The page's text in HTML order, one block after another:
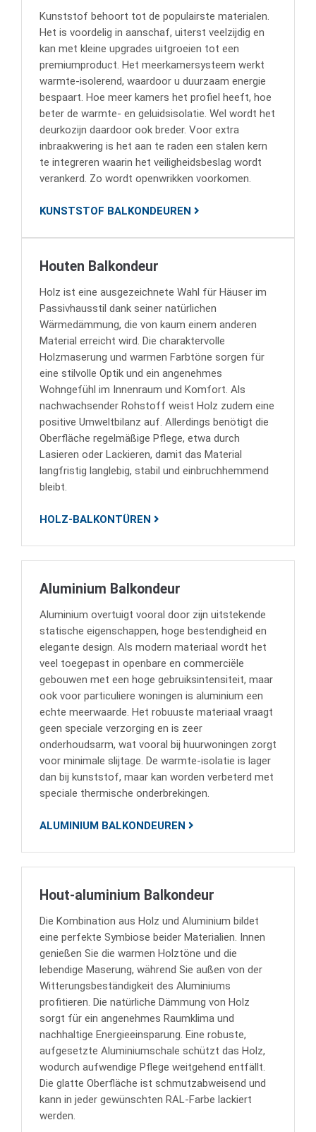
Kunststof behoort tot de populairste materialen.
Het is voordelig in aanschaf, uiterst veelzijdig en
kan met kleine upgrades uitgroeien tot een
premiumproduct. Het meerkamersysteem werkt
warmte-isolerend, waardoor u duurzaam energie
bespaart. Hoe meer kamers het profiel heeft, hoe
beter de warmte- en geluidsisolatie. Wel wordt het
deurkozijn daardoor ook breder. Voor extra
inbraakwering is het aan te raden een stalen kern
te integreren waarin het veiligheidsbeslag wordt
verankerd. Zo wordt openwrikken voorkomen.
KUNSTSTOF BALKONDEUREN
Houten Balkondeur
Holz ist eine ausgezeichnete Wahl für Häuser im
Passivhausstil dank seiner natürlichen
Wärmedämmung, die von kaum einem anderen
Material erreicht wird. Die charaktervolle
Holzmaserung und warmen Farbtöne sorgen für
eine stilvolle Optik und ein angenehmes
Wohngefühl im Innenraum und Komfort. Als
nachwachsender Rohstoff weist Holz zudem eine
positive Umweltbilanz auf. Allerdings benötigt die
Oberfläche regelmäßige Pflege, etwa durch
Lasieren oder Lackieren, damit das Material
langfristig langlebig, stabil und einbruchhemmend
bleibt.
HOLZ-BALKONTÜREN
Aluminium Balkondeur
Aluminium overtuigt vooral door zijn uitstekende
statische eigenschappen, hoge bestendigheid en
elegante design. Als modern materiaal wordt het
veel toegepast in openbare en commerciële
gebouwen met een hoge gebruiksintensiteit, maar
ook voor particuliere woningen is aluminium een
echte meerwaarde. Het robuuste materiaal vraagt
geen speciale verzorging en is zeer
onderhoudsarm, wat vooral bij huurwoningen zorgt
voor minimale slijtage. De warmte-isolatie is lager
dan bij kunststof, maar kan worden verbeterd met
speciale thermische onderbrekingen.
ALUMINIUM BALKONDEUREN
Hout-aluminium Balkondeur
Die Kombination aus Holz und Aluminium bildet
eine perfekte Symbiose beider Materialien. Innen
genießen Sie die warmen Holztöne und die
lebendige Maserung, während Sie außen von der
Witterungsbeständigkeit des Aluminiums
profitieren. Die natürliche Dämmung von Holz
sorgt für ein angenehmes Raumklima und
nachhaltige Energieeinsparung. Eine robuste,
aufgesetzte Aluminiumschale schützt das Holz,
wodurch aufwendige Pflege weitgehend entfällt.
Die glatte Oberfläche ist schmutzabweisend und
kann in jeder gewünschten RAL-Farbe lackiert
werden.